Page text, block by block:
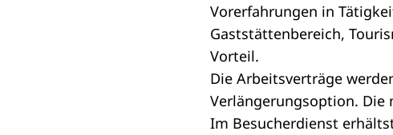
Vorerfahrungen in
Gaststättenbereich,
Vorteil.
Die Arbeitsverträge
Verlängerungsoption. Die
Im Besucherdienst